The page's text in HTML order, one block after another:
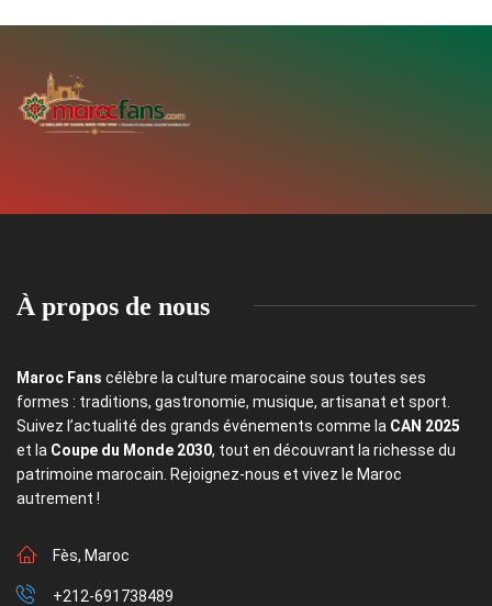
À propos de nous
Maroc Fans célèbre la culture marocaine sous toutes ses
formes : traditions, gastronomie, musique, artisanat et sport.
Suivez l’actualité des grands événements comme la CAN 2025
et la Coupe du Monde 2030, tout en découvrant la richesse du
patrimoine marocain. Rejoignez-nous et vivez le Maroc
autrement !
Fès, Maroc
+212-691738489